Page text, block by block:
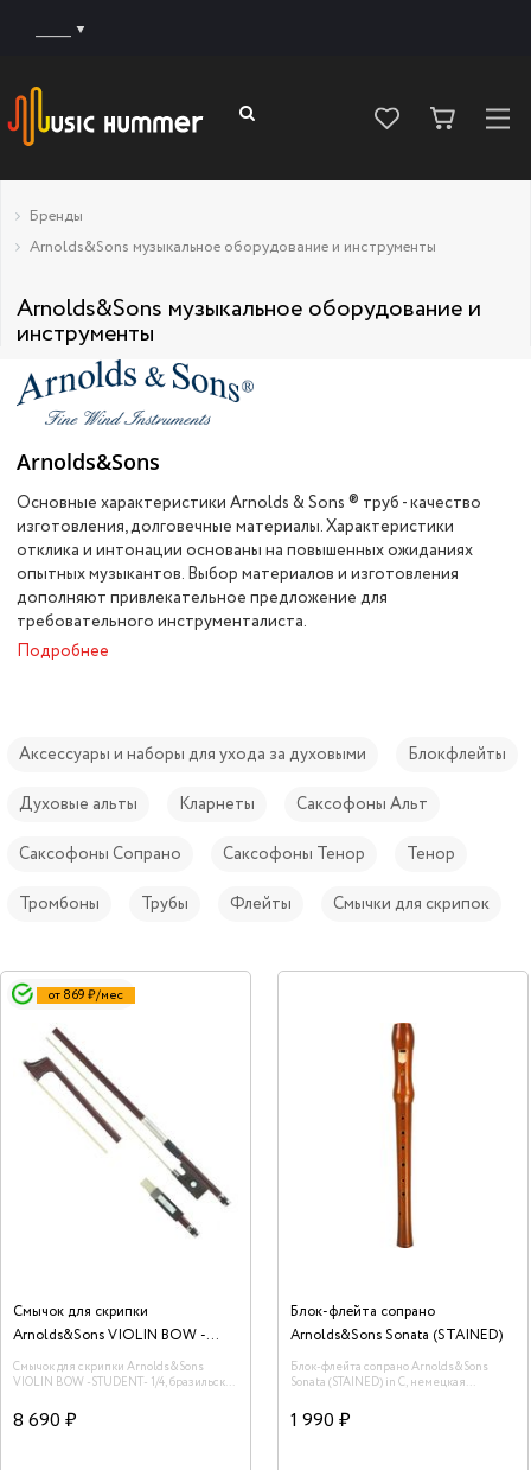
Бренды
Arnolds&Sons музыкальное оборудование и инструменты
Arnolds&Sons музыкальное оборудование и
инструменты
Arnolds&Sons
Основные характеристики Arnolds & Sons ® труб - качество
изготовления, долговечные материалы. Характеристики
отклика и интонации основаны на повышенных ожиданиях
опытных музыкантов. Выбор материалов и изготовления
дополняют привлекательное предложение для
требовательного инструменталиста.
Подробнее
Аксессуары и наборы для ухода за духовыми Блокфлейты
Духовые альты Кларнеты Саксофоны Альт
Саксофоны Сопрано Саксофоны Тенор Тенор
Тромбоны Трубы Флейты Смычки для скрипок
от 869 ₽/мес
Смычок для скрипки
Arnolds&Sons VIOLIN BOW -
STUDENT- 1/4
Смычок для скрипки Arnolds&Sons
VIOLIN BOW -STUDENT- 1/4, бразильское
8 690 ₽
Блок-флейта сопрано
Arnolds&Sons Sonata (STAINED)
Блок-флейта сопрано Arnolds&Sons
Sonata (STAINED) in C, немецкая
1 990 ₽